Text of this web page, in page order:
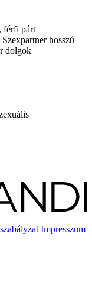
férfi párt
hosszú
dolgok
Impresszum